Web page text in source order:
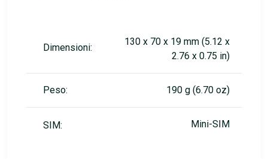
Dimensioni:
130 x 70 x 19 mm (5.12 x
2.76 x 0.75 in)
Peso: 190 g (6.70 oz)
SIM: Mini-SIM